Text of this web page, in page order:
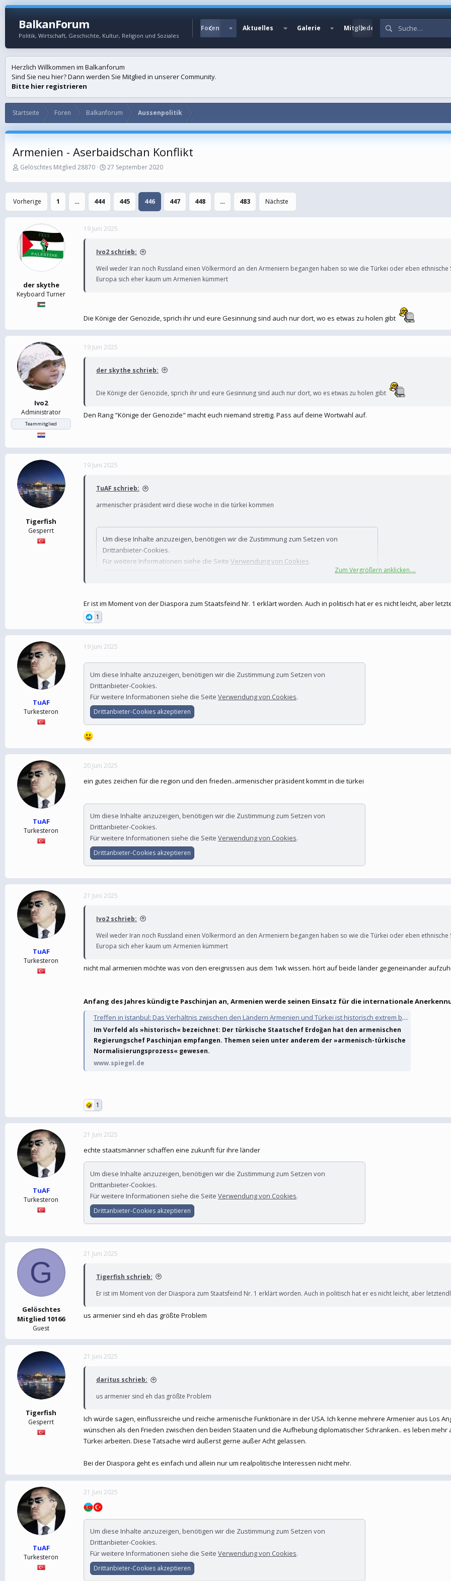
BalkanForum
Politik, Wirtschaft, Geschichte, Kultur, Religion und Soziales
Foren Aktuelles Galerie Mitglieder
Herzlich Willkommen im Balkanforum
Sind Sie neu hier? Dann werden Sie Mitglied in unserer Community.
Bitte hier registrieren
Startseite Foren Balkanforum Aussenpolitik
Armenien - Aserbaidschan Konflikt
E
s
t
e
l
e
r
Gelöschtes Mitglied 28870
E
s
t
l
t
m
27 September 2020
Vorherige 1 … 444 445 446 447 448 … 483 Nächste
der skythe
Keyboard Turner
19 Juni 2025
Ivo2 schrieb:
Weil weder Iran noch Russland einen Völkermord an den Armeniern begangen haben so wie die Türkei oder eben
Europa sich eher kaum um Armenien kümmert
Die Könige der Genozide, sprich ihr und eure Gesinnung sind auch nur dort, wo es etwas zu holen gibt
Ivo2
Administrator
Teammitglied
19 Juni 2025
der skythe schrieb:
Die Könige der Genozide, sprich ihr und eure Gesinnung sind auch nur dort, wo es etwas zu holen gibt
Den Rang "Könige der Genozide" macht euch niemand streitig. Pass auf deine Wortwahl auf.
Tigerfish
Gesperrt
19 Juni 2025
TuAF schrieb:
armenischer präsident wird diese woche in die türkei kommen
Um diese Inhalte anzuzeigen, benötigen wir die Zustimmung zum Setzen von
Drittanbieter-Cookies.
Für weitere Informationen siehe die Seite Verwendung von Cookies.
Zum Vergrößern anklicken....
Er ist im Moment von der Diaspora zum Staatsfeind Nr. 1 erklärt worden. Auch in politisch hat er es nicht leicht, aber
1
TuAF
Turkesteron
19 Juni 2025
Um diese Inhalte anzuzeigen, benötigen wir die Zustimmung zum Setzen von
Drittanbieter-Cookies.
Für weitere Informationen siehe die Seite Verwendung von Cookies.
Drittanbieter-Cookies akzeptieren
TuAF
Turkesteron
20 Juni 2025
ein gutes zeichen für die region und den frieden..armenischer präsident kommt in die türkei
Um diese Inhalte anzuzeigen, benötigen wir die Zustimmung zum Setzen von
Drittanbieter-Cookies.
Für weitere Informationen siehe die Seite Verwendung von Cookies.
Drittanbieter-Cookies akzeptieren
TuAF
Turkesteron
21 Juni 2025
Ivo2 schrieb:
Weil weder Iran noch Russland einen Völkermord an den Armeniern begangen haben so wie die Türkei oder eben
Europa sich eher kaum um Armenien kümmert
nicht mal armenien möchte was von den ereignissen aus dem 1wk wissen. hört auf beide länder gegeneinander
Anfang des Jahres kündigte Paschinjan an, Armenien werde seinen Einsatz für die internationale
Treffen in Istanbul: Das Verhältnis zwischen den Ländern Armenien und Türkei ist historisch extrem belastet
Im Vorfeld als »historisch« bezeichnet: Der türkische Staatschef Erdoğan hat den armenischen
Regierungschef Paschinjan empfangen. Themen seien unter anderem der »armenisch-türkische
Normalisierungsprozess« gewesen.
www.spiegel.de
1
TuAF
Turkesteron
21 Juni 2025
echte staatsmänner schaffen eine zukunft für ihre länder
Um diese Inhalte anzuzeigen, benötigen wir die Zustimmung zum Setzen von
Drittanbieter-Cookies.
Für weitere Informationen siehe die Seite Verwendung von Cookies.
Drittanbieter-Cookies akzeptieren
G
Gelöschtes
Mitglied 10166
Guest
21 Juni 2025
Tigerfish schrieb:
Er ist im Moment von der Diaspora zum Staatsfeind Nr. 1 erklärt worden. Auch in politisch hat er es nicht leicht, aber
us armenier sind eh das größte Problem
Tigerfish
Gesperrt
21 Juni 2025
daritus schrieb:
us armenier sind eh das größte Problem
Ich würde sagen, einflussreiche und reiche armenische Funktionäre in der USA. Ich kenne mehrere Armenier aus Los
wünschen als den Frieden zwischen den beiden Staaten und die Aufhebung diplomatischer Schranken.. es leben
Türkei arbeiten. Diese Tatsache wird äußerst gerne außer Acht gelassen.
Bei der Diaspora geht es einfach und allein nur um realpolitische Interessen nicht mehr.
TuAF
Turkesteron
21 Juni 2025
Um diese Inhalte anzuzeigen, benötigen wir die Zustimmung zum Setzen von
Drittanbieter-Cookies.
Für weitere Informationen siehe die Seite Verwendung von Cookies.
Drittanbieter-Cookies akzeptieren